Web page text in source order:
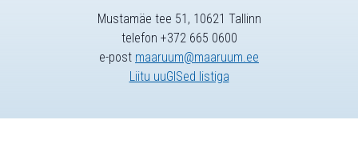
Mustamäe tee 51, 10621 Tallinn
telefon +372 665 0600
e-post maaruum@maaruum.ee
Liitu uuGISed listiga